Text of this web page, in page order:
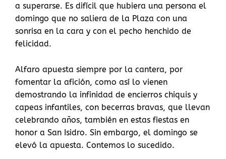
a superarse. Es difícil que hubiera una persona el
domingo que no saliera de la Plaza con una
sonrisa en la cara y con el pecho henchido de
felicidad.
Alfaro apuesta siempre por la cantera, por
fomentar la afición, como así lo vienen
demostrando la infinidad de encierros chiquis y
capeas infantiles, con becerras bravas, que llevan
celebrando años, también en estas fiestas en
honor a San Isidro. Sin embargo, el domingo se
elevó la apuesta. Contemos lo sucedido.